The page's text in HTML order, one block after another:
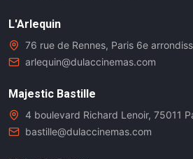
L'Arlequin
76 rue de Rennes, Paris 6e
arlequin@dulaccinemas.com
Majestic Bastille
4 boulevard Richard Lenoir, 75011
bastille@dulaccinemas.com